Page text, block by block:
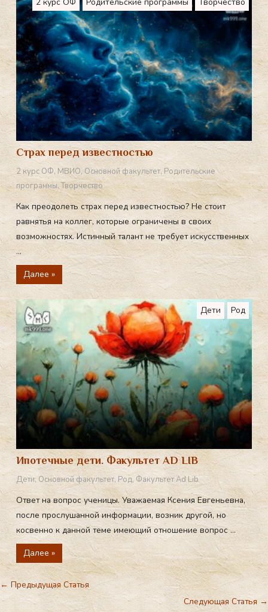
Страх перед известностью
2 курс ОФ, МВИО,Основной факультет, Родительские
программы,Творчество
Как преодолеть страх перед известностью? Не стоит
равнятья на коллег, которые ограничены в своих
возможностях. Истинный талант не требует искусственных
...
Далее »
Дети Род
Ипотечные дети. Факультет AD LIB
Дети, Основной факультет, Род, Факультет Ad Lib
Ответ на вопрос ученицы. Уважаемая Ксения Евгеньевна,
после прослушанной информации, возник другой, но
косвенно к данной теме имеющий отношение вопрос ...
Далее »
← Предыдущая Статья
Следующая Статья→